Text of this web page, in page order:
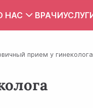
НАС
Контакты
ВРАЧИ
прием у гинеколога